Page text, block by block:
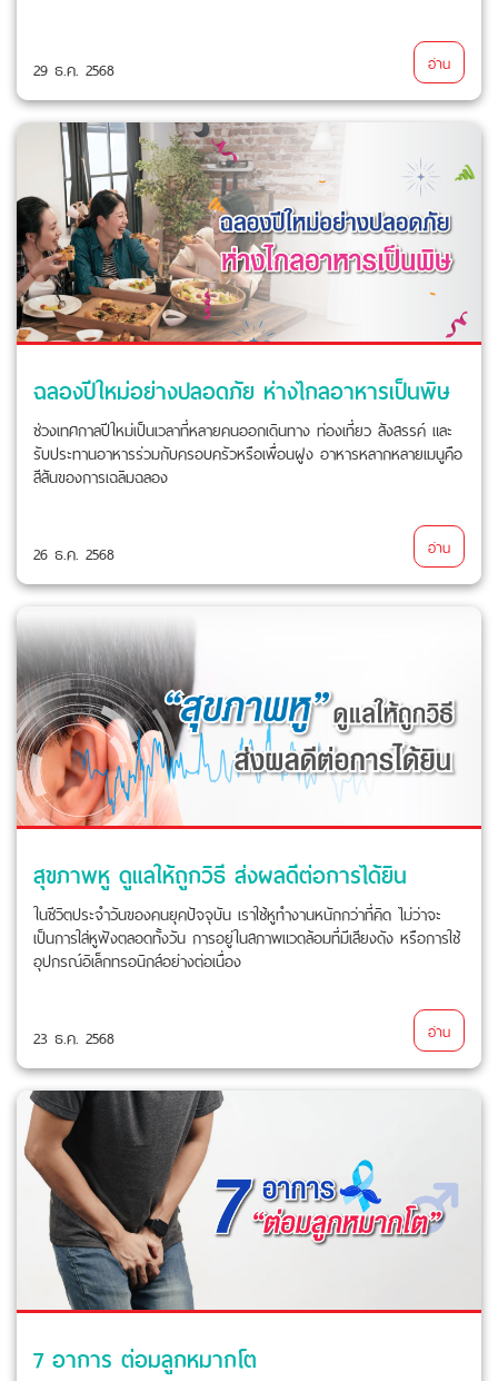
29 ธ.ค. 2568 อ่าน
ฉลองปีใหม่อย่างปลอดภัย ห่างไกลอาหารเป็นพิษ
ช่วงเทศกาลปีใหม่เป็นเวลาที่หลายคนออกเดินทาง ท่องเที่ยว สังสรรค์ และ
รับประทานอาหารร่วมกับครอบครัวหรือเพื่อนฝูง อาหารหลากหลายเมนูคือ
สีสันของการเฉลิมฉลอง
26 ธ.ค. 2568 อ่าน
สุขภาพหู ดูแลให้ถูกวิธี ส่งผลดีต่อการได้ยิน
ในชีวิตประจำวันของคนยุคปัจจุบัน เราใช้หูทำงานหนักกว่าที่คิด ไม่ว่าจะ
เป็นการใส่หูฟังตลอดทั้งวัน การอยู่ในสภาพแวดล้อมที่มีเสียงดัง หรือการใช้
อุปกรณ์อิเล็กทรอนิกส์อย่างต่อเนื่อง
23 ธ.ค. 2568 อ่าน
7 อาการ ต่อมลูกหมากโต